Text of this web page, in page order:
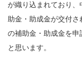
が織り込まれており
助金・助成金が交付
の補助金・助成金を
と思います。